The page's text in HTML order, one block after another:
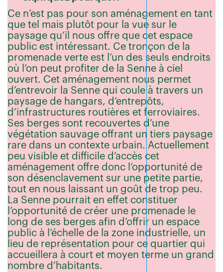
Ce n’est pas pour son aménagement en tant
que tel mais plutôt pour la vue sur le
paysage qu’il nous offre que cet espace
public est intéressant. Ce tronçon de la
promenade verte est l’un des seuls endroits
où l’on peut profiter de la Senne à ciel
ouvert. Cet aménagement nous permet
d’entrevoir la Senne qui coule à travers un
paysage de hangars, d’entrepôts,
d’infrastructures routières et ferroviaires.
Ses berges sont recouvertes d’une
végétation sauvage offrant un tiers paysage
rare dans un contexte urbain. Actuellement
peu visible et difficile d’accès cet
aménagement offre donc l’opportunité de
son désenclavement sur une petite partie,
tout en nous laissant un goût de trop peu.
La Senne pourrait en effet constituer
l’opportunité de créer une promenade le
long de ses berges afin d’offrir un espace
public à l’échelle de la zone industrielle, un
lieu de représentation pour ce quartier qui
accueillera à court et moyen terme un grand
nombre d’habitants.